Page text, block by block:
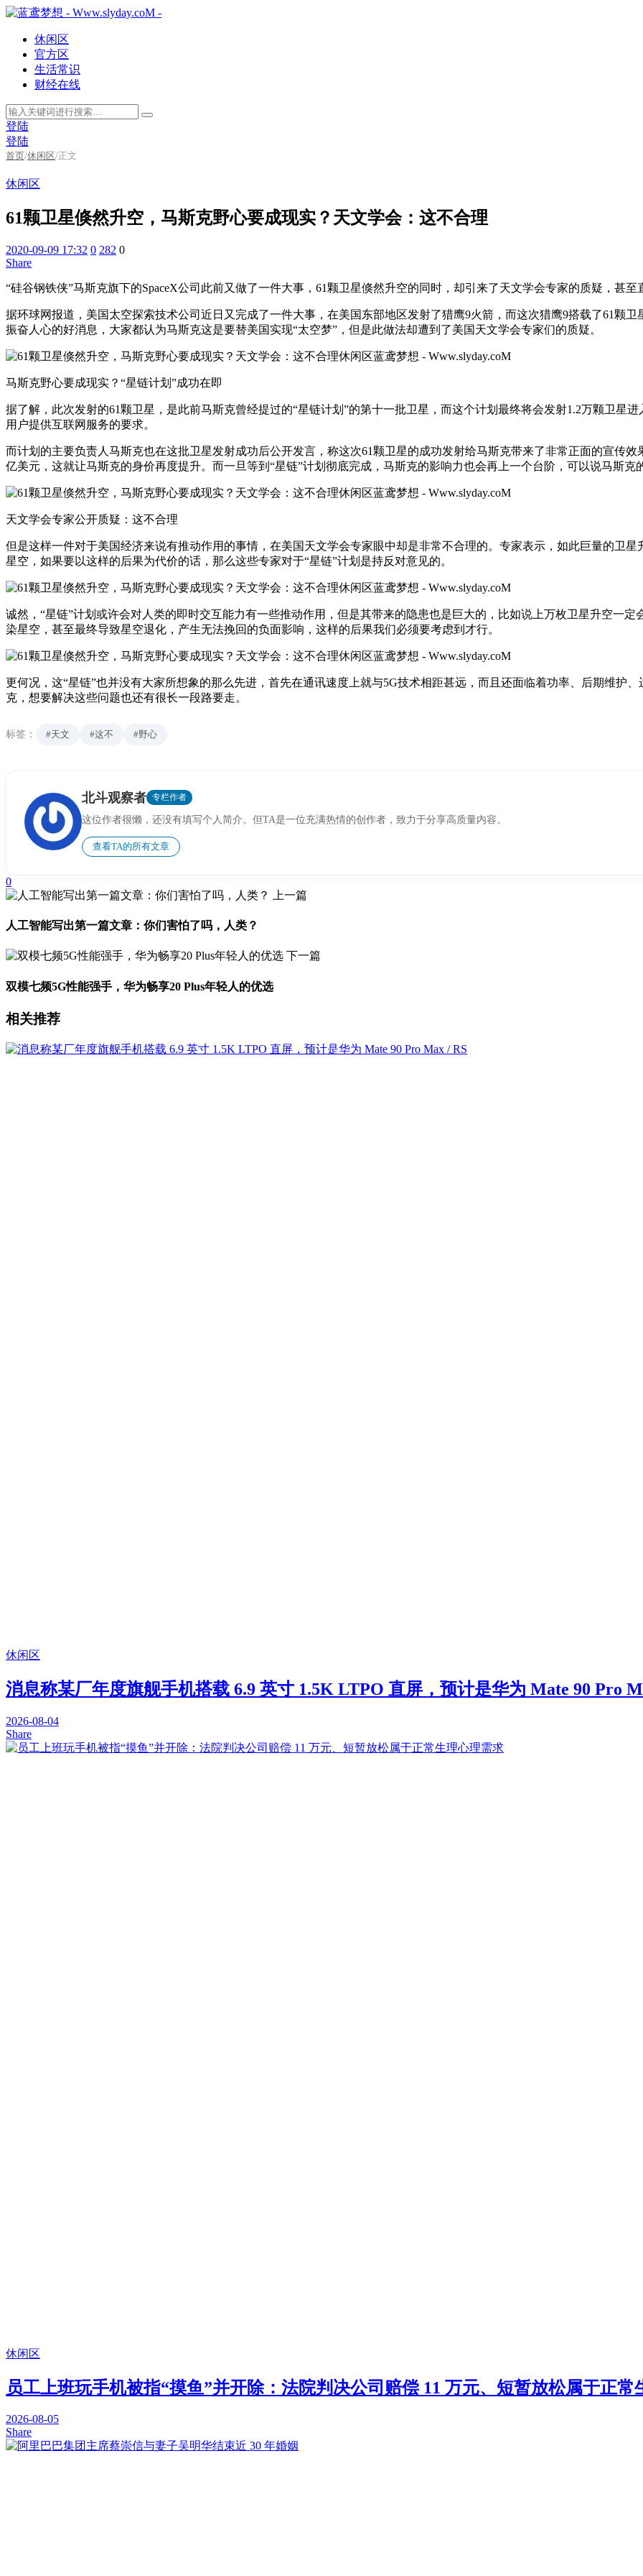
休闲区
官方区
生活常识
财经在线
登陆
登陆
首页/休闲区/正文
休闲区
61颗卫星倏然升空，马斯克野心要成现实？天文学会：这不合理
2020-09-09 17:32 0 282 0
Share
“硅谷钢铁侠”马斯克旗下的SpaceX公司此前又做了一件大事，61颗卫星倏然升空的同时，却引来了天文学会专家的质疑，甚
据环球网报道，美国太空探索技术公司近日又完成了一件大事，在美国东部地区发射了猎鹰9火箭，而这次猎鹰9搭载了61颗
振奋人心的好消息，大家都认为马斯克这是要替美国实现“太空梦”，但是此做法却遭到了美国天文学会专家们的质疑。
马斯克野心要成现实？“星链计划”成功在即
据了解，此次发射的61颗卫星，是此前马斯克曾经提过的“星链计划”的第十一批卫星，而这个计划最终将会发射1.2万颗卫星
用户提供互联网服务的要求。
而计划的主要负责人马斯克也在这批卫星发射成功后公开发言，称这次61颗卫星的成功发射给马斯克带来了非常正面的宣传
亿美元，这就让马斯克的身价再度提升。而一旦等到“星链”计划彻底完成，马斯克的影响力也会再上一个台阶，可以说马斯克
天文学会专家公开质疑：这不合理
但是这样一件对于美国经济来说有推动作用的事情，在美国天文学会专家眼中却是非常不合理的。专家表示，如此巨量的卫
星空，如果要以这样的后果为代价的话，那么这些专家对于“星链”计划是持反对意见的。
诚然，“星链”计划或许会对人类的即时交互能力有一些推动作用，但是其带来的隐患也是巨大的，比如说上万枚卫星升空一
染星空，甚至最终导致星空退化，产生无法挽回的负面影响，这样的后果我们必须要考虑到才行。
更何况，这“星链”也并没有大家所想象的那么先进，首先在通讯速度上就与5G技术相距甚远，而且还面临着功率、后期维护
克，想要解决这些问题也还有很长一段路要走。
标签： #天文 #这不 #野心
北斗观察者 专栏作者
这位作者很懒，还没有填写个人简介。但TA是一位充满热情的创作者，致力于分享高质量内容。
查看TA的所有文章
0
上一篇
人工智能写出第一篇文章：你们害怕了吗，人类？
下一篇
双模七频5G性能强手，华为畅享20 Plus年轻人的优选
相关推荐
休闲区
消息称某厂年度旗舰手机搭载 6.9 英寸 1.5K LTPO 直屏，预计是华为 Mate 90 Pro
2026-08-04
Share
休闲区
员工上班玩手机被指“摸鱼”并开除：法院判决公司赔偿 11 万元、短暂放松属于正常
2026-08-05
Share